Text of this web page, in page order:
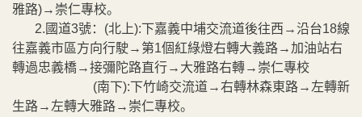
雅路)→崇仁專校。
2.國道3號：(北上):下嘉義中埔交流道後往西→沿台18線
往嘉義市區方向行駛→第1個紅綠燈右轉大義路→加油站右
轉過忠義橋→接彌陀路直行→大雅路右轉→崇仁專校
(南下):下竹崎交流道→右轉林森東路→左轉新
生路→左轉大雅路→崇仁專校。